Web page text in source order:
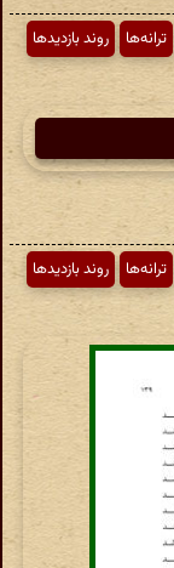
ترانه‌ها
روند بازدیدها
ترانه‌ها
روند بازدیدها